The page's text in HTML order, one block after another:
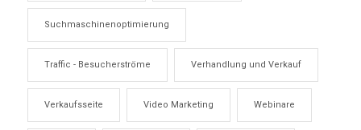
Suchmaschinenoptimierung
Traffic - Besucherströme Verhandlung und Verkauf
Verkaufsseite Video Marketing Webinare